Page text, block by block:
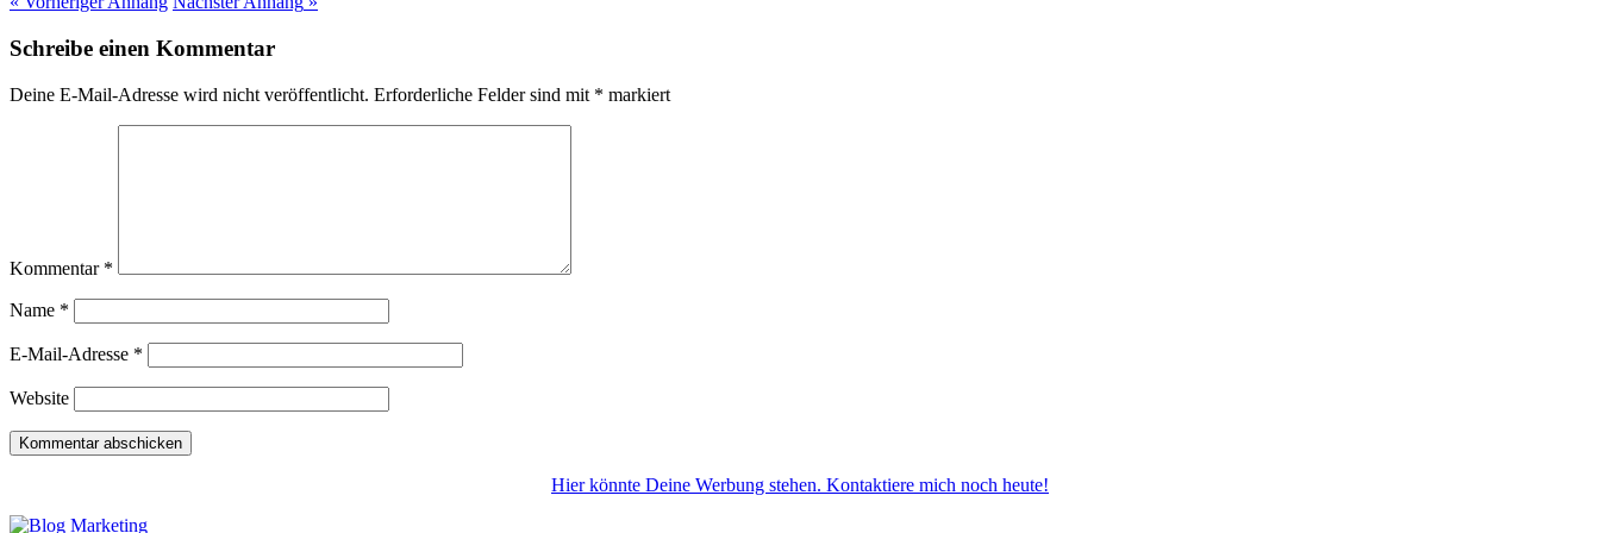
Schreibe einen Kommentar
Deine E-Mail-Adresse wird nicht veröffentlicht. Erforderliche Felder sind mit * markiert
Kommentar *
Name *
E-Mail-Adresse *
Website
Hier könnte Deine Werbung stehen. Kontaktiere mich noch heute!